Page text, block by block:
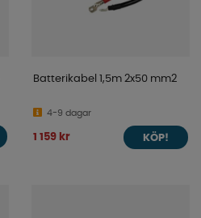
Batterikabel 1,5m 2x50 mm2
4-9 dagar
1 159 kr KÖP!